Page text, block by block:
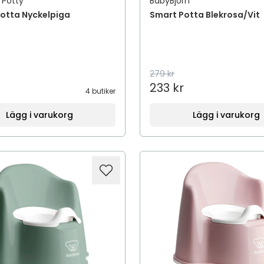
Nyckelpiga
4 butiker
Lägg i varukorg
Smart Potta Blekrosa/Vit
279 kr
233 kr
Lägg i varukorg